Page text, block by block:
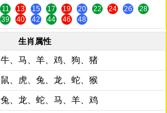
11 13 15 17 19 20 22 24 26
28
39 40 42 44 46 48
生肖属性
牛、马、羊、鸡、狗、猪
鼠、虎、兔、龙、蛇、猴
兔、龙、蛇、马、羊、鸡